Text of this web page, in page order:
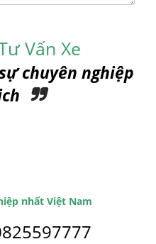
Vấn Xe
chuyên nghiệp
nhất Việt Nam